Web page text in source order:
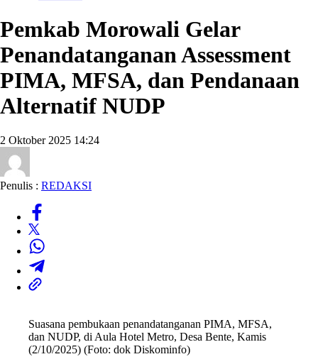
Pemkab Morowali Gelar
Penandatanganan Assessment
PIMA, MFSA, dan Pendanaan
Alternatif NUDP
2 Oktober 2025 14:24
Penulis : REDAKSI
Suasana pembukaan penandatanganan PIMA, MFSA,
dan NUDP, di Aula Hotel Metro, Desa Bente, Kamis
(2/10/2025) (Foto: dok Diskominfo)